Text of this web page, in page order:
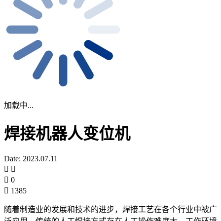
加载中...
焊接机器人变位机
Date: 2023.07.11
0
1385
随着制造业的发展和技术的进步，焊接工艺在各个行业中被广